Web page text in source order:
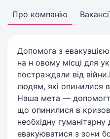
Про компанію
Допомога з евакуацією
на н овому місці для
постраждали від
людям, які опинилися в
Наша мета —
що опинилися в
необхідну
евакуюватися з зони